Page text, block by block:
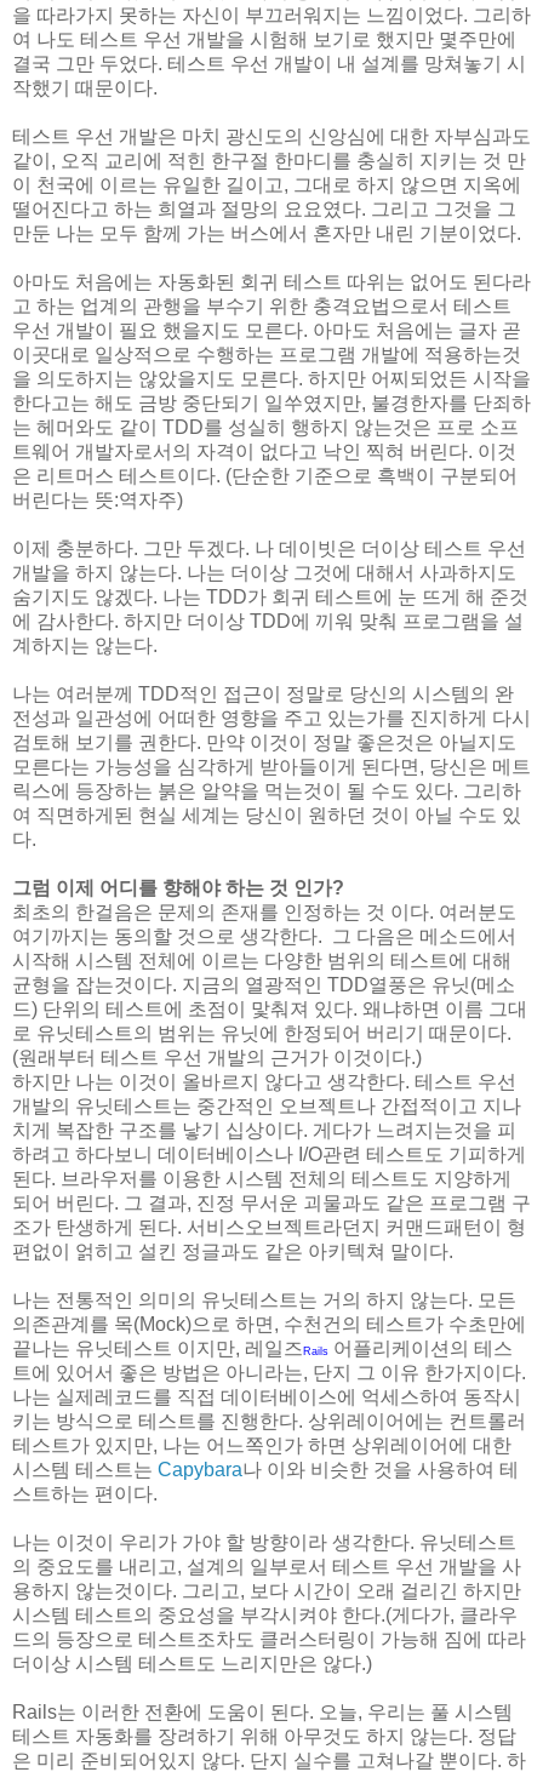
을 따라가지 못하는 자신이 부끄러워지는 느낌이었다. 그리하
여 나도 테스트 우선 개발을 시험해 보기로 했지만 몇주만에
결국 그만 두었다. 테스트 우선 개발이 내 설계를 망쳐놓기 시
작했기 때문이다.
테스트 우선 개발은 마치 광신도의 신앙심에 대한 자부심과도
같이, 오직 교리에 적힌 한구절 한마디를 충실히 지키는 것 만
이 천국에 이르는 유일한 길이고, 그대로 하지 않으면 지옥에
떨어진다고 하는 희열과 절망의 요요였다. 그리고 그것을 그
만둔 나는 모두 함께 가는 버스에서 혼자만 내린 기분이었다.
아마도 처음에는 자동화된 회귀 테스트 따위는 없어도 된다라
고 하는 업계의 관행을 부수기 위한 충격요법으로서 테스트
우선 개발이 필요 했을지도 모른다. 아마도 처음에는 글자 곧
이곳대로 일상적으로 수행하는 프로그램 개발에 적용하는것
을 의도하지는 않았을지도 모른다. 하지만 어찌되었든 시작을
한다고는 해도 금방 중단되기 일쑤였지만, 불경한자를 단죄하
는 헤머와도 같이 TDD를 성실히 행하지 않는것은 프로 소프
트웨어 개발자로서의 자격이 없다고 낙인 찍혀 버린다. 이것
은 리트머스 테스트이다. (단순한 기준으로 흑백이 구분되어
버린다는 뜻:역자주)
이제 충분하다. 그만 두겠다. 나 데이빗은 더이상 테스트 우선
개발을 하지 않는다. 나는 더이상 그것에 대해서 사과하지도
숨기지도 않겠다. 나는 TDD가 회귀 테스트에 눈 뜨게 해 준것
에 감사한다. 하지만 더이상 TDD에 끼워 맞춰 프로그램을 설
계하지는 않는다.
나는 여러분께 TDD적인 접근이 정말로 당신의 시스템의 완
전성과 일관성에 어떠한 영향을 주고 있는가를 진지하게 다시
검토해 보기를 권한다. 만약 이것이 정말 좋은것은 아닐지도
모른다는 가능성을 심각하게 받아들이게 된다면, 당신은 메트
릭스에 등장하는 붉은 알약을 먹는것이 될 수도 있다. 그리하
여 직면하게된 현실 세계는 당신이 원하던 것이 아닐 수도 있
다.
그럼 이제 어디를 향해야 하는 것 인가?
최초의 한걸음은 문제의 존재를 인정하는 것 이다. 여러분도
여기까지는 동의할 것으로 생각한다. 그 다음은 메소드에서
시작해 시스템 전체에 이르는 다양한 범위의 테스트에 대해
균형을 잡는것이다. 지금의 열광적인 TDD열풍은 유닛(메소
드) 단위의 테스트에 초점이 맟춰져 있다. 왜냐하면 이름 그대
로 유닛테스트의 범위는 유닛에 한정되어 버리기 때문이다.
(원래부터 테스트 우선 개발의 근거가 이것이다.)
하지만 나는 이것이 올바르지 않다고 생각한다. 테스트 우선
개발의 유닛테스트는 중간적인 오브젝트나 간접적이고 지나
치게 복잡한 구조를 낳기 십상이다. 게다가 느려지는것을 피
하려고 하다보니 데이터베이스나 I/O관련 테스트도 기피하게
된다. 브라우저를 이용한 시스템 전체의 테스트도 지양하게
되어 버린다. 그 결과, 진정 무서운 괴물과도 같은 프로그램 구
조가 탄생하게 된다. 서비스오브젝트라던지 커맨드패턴이 형
편없이 얽히고 설킨 정글과도 같은 아키텍쳐 말이다.
나는 전통적인 의미의 유닛테스트는 거의 하지 않는다. 모든
의존관계를 목(Mock)으로 하면, 수천건의 테스트가 수초만에
끝나는 유닛테스트 이지만, 레일즈 Rails 어플리케이션의 테스
트에 있어서 좋은 방법은 아니라는, 단지 그 이유 한가지이다.
나는 실제레코드를 직접 데이터베이스에 억세스하여 동작시
키는 방식으로 테스트를 진행한다. 상위레이어에는 컨트롤러
테스트가 있지만, 나는 어느쪽인가 하면 상위레이어에 대한
시스템 테스트는 Capybara나 이와 비슷한 것을 사용하여 테
스트하는 편이다.
나는 이것이 우리가 가야 할 방향이라 생각한다. 유닛테스트
의 중요도를 내리고, 설계의 일부로서 테스트 우선 개발을 사
용하지 않는것이다. 그리고, 보다 시간이 오래 걸리긴 하지만
시스템 테스트의 중요성을 부각시켜야 한다.(게다가, 클라우
드의 등장으로 테스트조차도 클러스터링이 가능해 짐에 따라
더이상 시스템 테스트도 느리지만은 않다.)
Rails는 이러한 전환에 도움이 된다. 오늘, 우리는 풀 시스템
테스트 자동화를 장려하기 위해 아무것도 하지 않는다. 정답
은 미리 준비되어있지 않다. 단지 실수를 고쳐나갈 뿐이다. 하